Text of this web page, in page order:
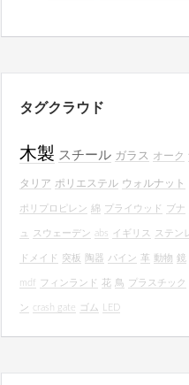
タグクラウド
木製 スチール ガラス オーク
タリア ポリエステル ウォルナット
ポリプロピレン 綿 プライウッド ブナ
ュ スウェーデン abs イギリス ステン
ドメイド 突板 陶器 パイン 革 動物 鏡
mdf フィンランド 花 鳥 プラスチック
ン crash gate ゴム LED